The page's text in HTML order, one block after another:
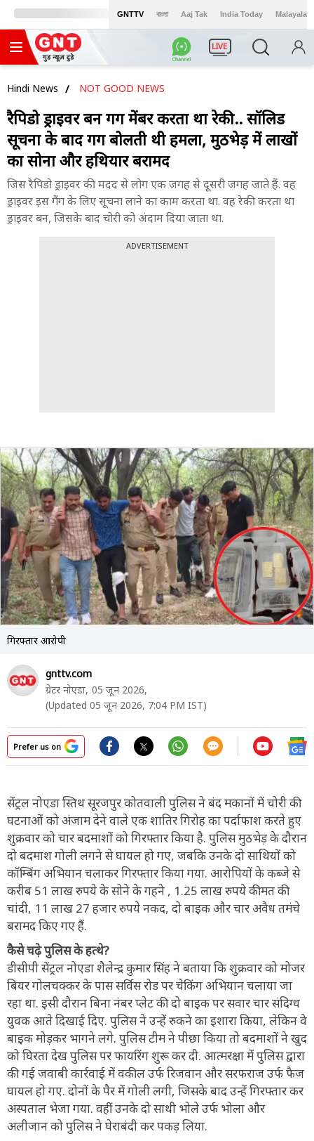
GNTTV বাংলা Aaj Tak India Today Malayalam
LIVE
Hindi News NOT GOOD NEWS
रैपिडो ड्राइवर बन गैंग मेंबर करता था रेकी.. सॉलिड
सूचना के बाद गैंग बोलती थी हमला, मुठभेड़ में लाखों
का सोना और हथियार बरामद
जिस रैपिडो ड्राइवर की मदद से लोग एक जगह से दूसरी जगह जाते हैं. वह
ड्राइवर इस गैंग के लिए सूचना लाने का काम करता था. वह रेकी करता था
ड्राइवर बन, जिसके बाद चोरी को अंदाम दिया जाता था.
ADVERTISEMENT
गिरफ्तार आरोपी
gnttv.com
ग्रेटर नोएडा, 05 जून 2026,
(Updated 05 जून 2026, 7:04 PM IST)
Prefer us on
सेंट्रल नोएडा स्तिथ सूरजपुर कोतवाली पुलिस ने बंद मकानों में चोरी की
घटनाओं को अंजाम देने वाले एक शातिर गिरोह का पर्दाफाश करते हुए
शुक्रवार को चार बदमाशों को गिरफ्तार किया है. पुलिस मुठभेड़ के दौरान
दो बदमाश गोली लगने से घायल हो गए, जबकि उनके दो साथियों को
कॉम्बिंग अभियान चलाकर गिरफ्तार किया गया. आरोपियों के कब्जे से
करीब 51 लाख रुपये के सोने के गहने , 1.25 लाख रुपये कीमत की
चांदी, 11 लाख 27 हजार रुपये नकद, दो बाइक और चार अवैध तमंचे
बरामद किए गए हैं.
कैसे चढ़े पुलिस के हत्थे?
डीसीपी सेंट्रल नोएडा शैलेन्द्र कुमार सिंह ने बताया कि शुक्रवार को मोजर
बियर गोलचक्कर के पास सर्विस रोड पर चेकिंग अभियान चलाया जा
रहा था. इसी दौरान बिना नंबर प्लेट की दो बाइक पर सवार चार संदिग्ध
युवक आते दिखाई दिए. पुलिस ने उन्हें रुकने का इशारा किया, लेकिन वे
बाइक मोड़कर भागने लगे. पुलिस टीम ने पीछा किया तो बदमाशों ने खुद
को घिरता देख पुलिस पर फायरिंग शुरू कर दी. आत्मरक्षा में पुलिस द्वारा
की गई जवाबी कार्रवाई में वकील उर्फ रिजवान और सरफराज उर्फ फैज
घायल हो गए. दोनों के पैर में गोली लगी, जिसके बाद उन्हें गिरफ्तार कर
अस्पताल भेजा गया. वहीं उनके दो साथी भोले उर्फ भोला और
अलीजान को पुलिस ने घेराबंदी कर पकड़ लिया.